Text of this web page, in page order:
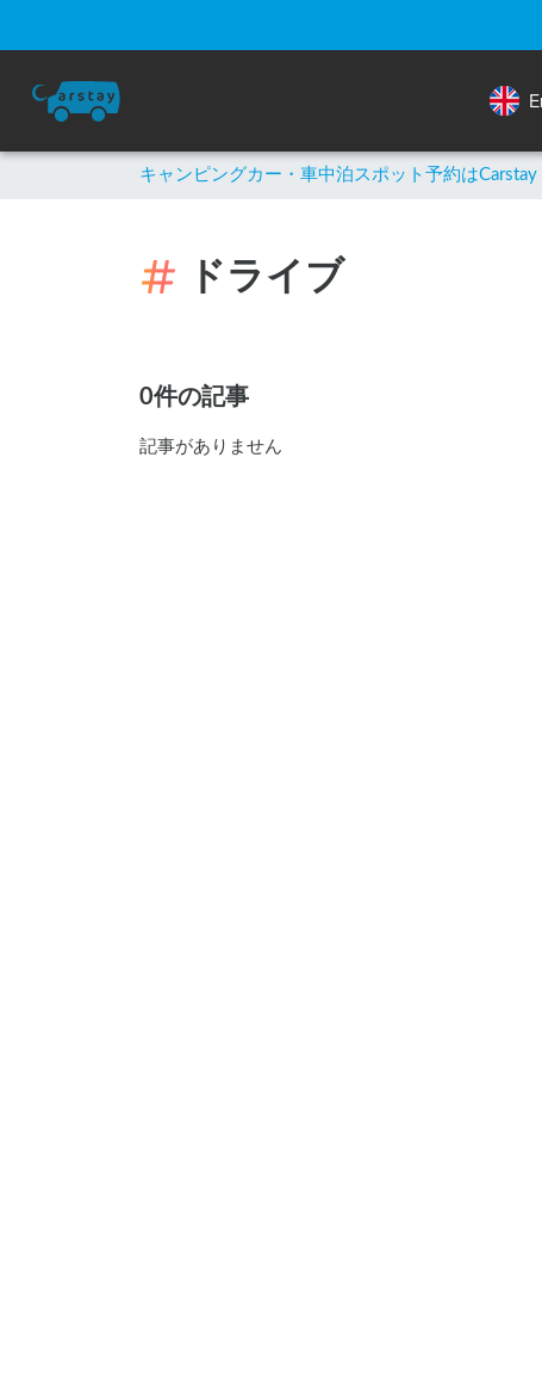
キャンピングカー・車中泊スポット予約はCarstay
ドライブ
0件の記事
記事がありません